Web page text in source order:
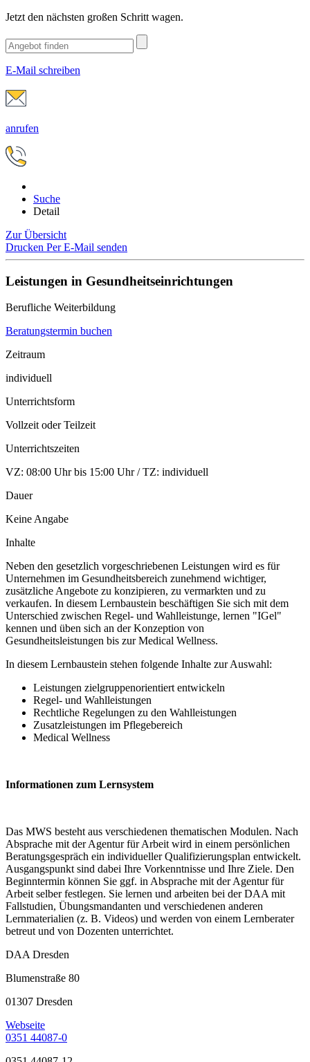
Jetzt den nächsten großen Schritt wagen.
E-Mail schreiben
anrufen
Suche
Detail
Zur Übersicht
Drucken Per E-Mail senden
Leistungen in Gesundheitseinrichtungen
Berufliche Weiterbildung
Beratungstermin buchen
Zeitraum
individuell
Unterrichtsform
Vollzeit oder Teilzeit
Unterrichtszeiten
VZ: 08:00 Uhr bis 15:00 Uhr / TZ: individuell
Dauer
Keine Angabe
Inhalte
Neben den gesetzlich vorgeschriebenen Leistungen wird es für
Unternehmen im Gesundheitsbereich zunehmend wichtiger,
zusätzliche Angebote zu konzipieren, zu vermarkten und zu
verkaufen. In diesem Lernbaustein beschäftigen Sie sich mit dem
Unterschied zwischen Regel- und Wahlleistunge, lernen "IGel"
kennen und üben sich an der Konzeption von
Gesundheitsleistungen bis zur Medical Wellness.
In diesem Lernbaustein stehen folgende Inhalte zur Auswahl:
Leistungen zielgruppenorientiert entwickeln
Regel- und Wahlleistungen
Rechtliche Regelungen zu den Wahlleistungen
Zusatzleistungen im Pflegebereich
Medical Wellness
Informationen zum Lernsystem
Das MWS besteht aus verschiedenen thematischen Modulen. Nach
Absprache mit der Agentur für Arbeit wird in einem persönlichen
Beratungsgespräch ein individueller Qualifizierungsplan entwickelt.
Ausgangspunkt sind dabei Ihre Vorkenntnisse und Ihre Ziele. Den
Beginntermin können Sie ggf. in Absprache mit der Agentur für
Arbeit selber festlegen. Sie lernen und arbeiten bei der DAA mit
Fallstudien, Übungsmandanten und verschiedenen anderen
Lernmaterialien (z. B. Videos) und werden von einem Lernberater
betreut und von Dozenten unterrichtet.
DAA Dresden
Blumenstraße 80
01307 Dresden
Webseite
0351 44087-0